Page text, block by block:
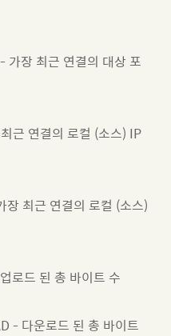
가장 최근 연결의 대상 포
근 연결의 로컬 (소스) IP
최근 연결의 로컬 (소스)
로드 된 총 바이트 수
- 다운로드 된 총 바이트